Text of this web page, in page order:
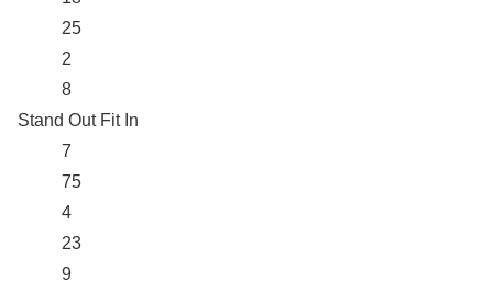
25
2
8
Stand Out Fit In
7
75
4
23
9